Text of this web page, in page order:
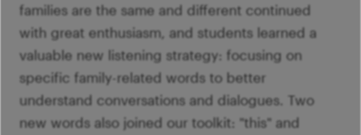
families are the same and different continued
with great enthusiasm, and students learned a
valuable new listening strategy: focusing on
specific family-related words to better
understand conversations and dialogues. Two
new words also joined our toolkit: "this" and